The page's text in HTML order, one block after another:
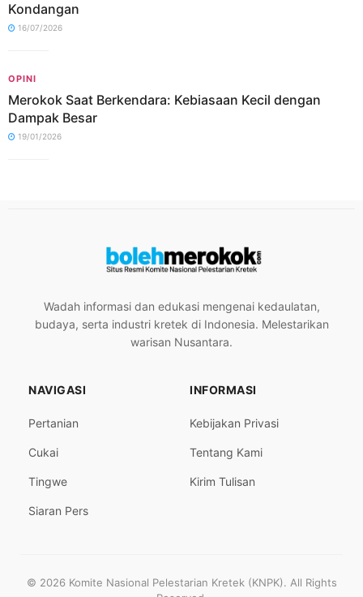
Kondangan
16/07/2026
OPINI
Merokok Saat Berkendara: Kebiasaan Kecil dengan
Dampak Besar
19/01/2026
Wadah informasi dan edukasi mengenai kedaulatan,
budaya, serta industri kretek di Indonesia. Melestarikan
warisan Nusantara.
NAVIGASI
Pertanian
Cukai
Tingwe
Siaran Pers
INFORMASI
Kebijakan Privasi
Tentang Kami
Kirim Tulisan
© 2026 Komite Nasional Pelestarian Kretek (KNPK). All Rights